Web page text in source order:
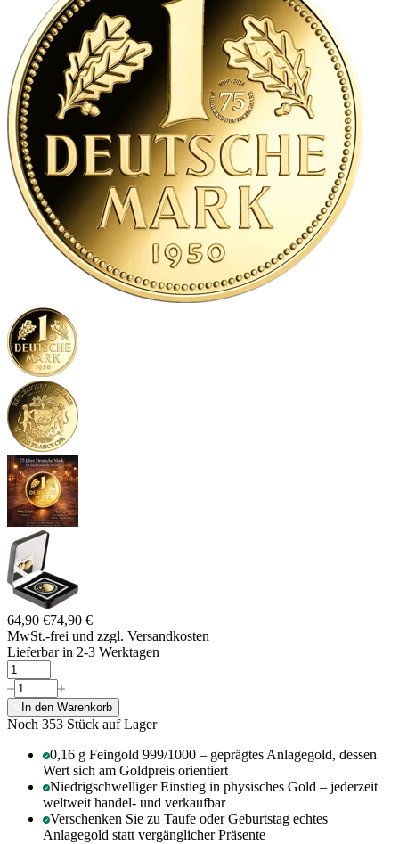
64,90 €74,90 €
MwSt.-frei und zzgl. Versandkosten
Lieferbar in 2-3 Werktagen
In den Warenkorb
Noch 353 Stück auf Lager
0,16 g Feingold 999/1000 – geprägtes Anlagegold, dessen
Wert sich am Goldpreis orientiert
Niedrigschwelliger Einstieg in physisches Gold – jederzeit
weltweit handel- und verkaufbar
Verschenken Sie zu Taufe oder Geburtstag echtes
Anlagegold statt vergänglicher Präsente